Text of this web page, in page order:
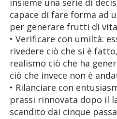
capace di fare forma ad
per generare frutti di
• Verificare con umiltà:
rivedere ciò che si è
realismo ciò che ha
ciò che invece non è
• Rilanciare con
prassi rinnovata dopo il
scandito dai cinque